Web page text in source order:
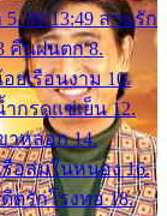
00:13:49 ลานรัก
คืนฝนตก 8.
ยเรือนงาม 10.
ำกรดแช่เย็น 12.
าหลอก 14.
รือล่มในหนอง 16.
ดีตรักโรงทอ 18.